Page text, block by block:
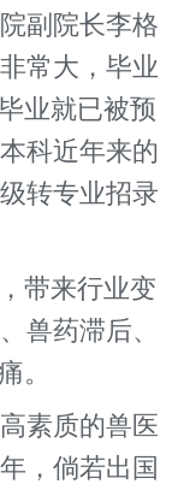
副院长李格
常大，毕业
业就已被预
科近年来的
转专业招录
带来行业变
兽药滞后、
。
素质的兽医
，倘若出国